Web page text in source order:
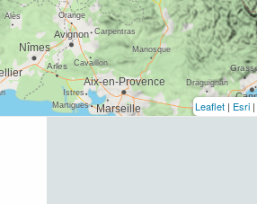
Leaflet | Esri |